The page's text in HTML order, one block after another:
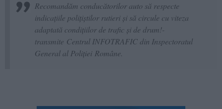
Recomandăm conducătorilor auto să respecte
indicațiile polițiștilor rutieri și să circule cu viteza
adaptată condițiilor de trafic și de drum!-
transmite Centrul INFOTRAFIC din Inspectoratul
General al Poliției Române.